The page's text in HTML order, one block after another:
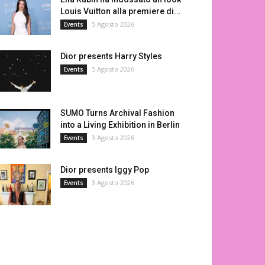
Louis Vuitton alla premiere di...
Events 5 Agosto 2026
Dior presents Harry Styles
Events 5 Agosto 2026
SUMO Turns Archival Fashion
into a Living Exhibition in Berlin
Events 3 Agosto 2026
Dior presents Iggy Pop
Events 3 Agosto 2026